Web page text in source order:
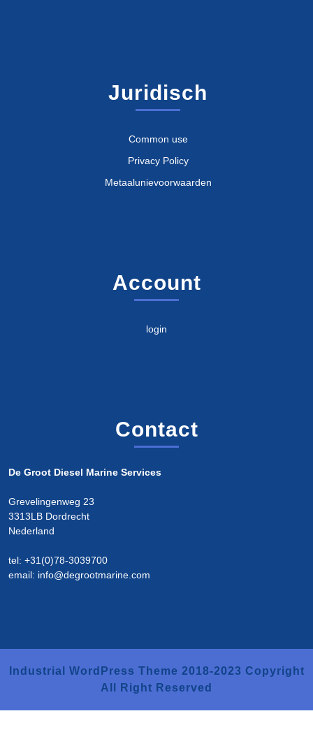
Juridisch
Common use
Privacy Policy
Metaalunievoorwaarden
Account
login
Contact
De Groot Diesel Marine Services
Grevelingenweg 23
3313LB Dordrecht
Nederland
tel: +31(0)78-3039700
email: info@degrootmarine.com
Industrial WordPress Theme 2018-2023 Copyright
All Right Reserved